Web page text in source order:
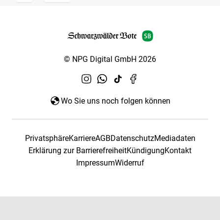
© NPG Digital GmbH 2026
Wo Sie uns noch folgen können
PrivatsphäreKarriereAGBDatenschutzMediadaten
Erklärung zur BarrierefreiheitKündigungKontakt
ImpressumWiderruf